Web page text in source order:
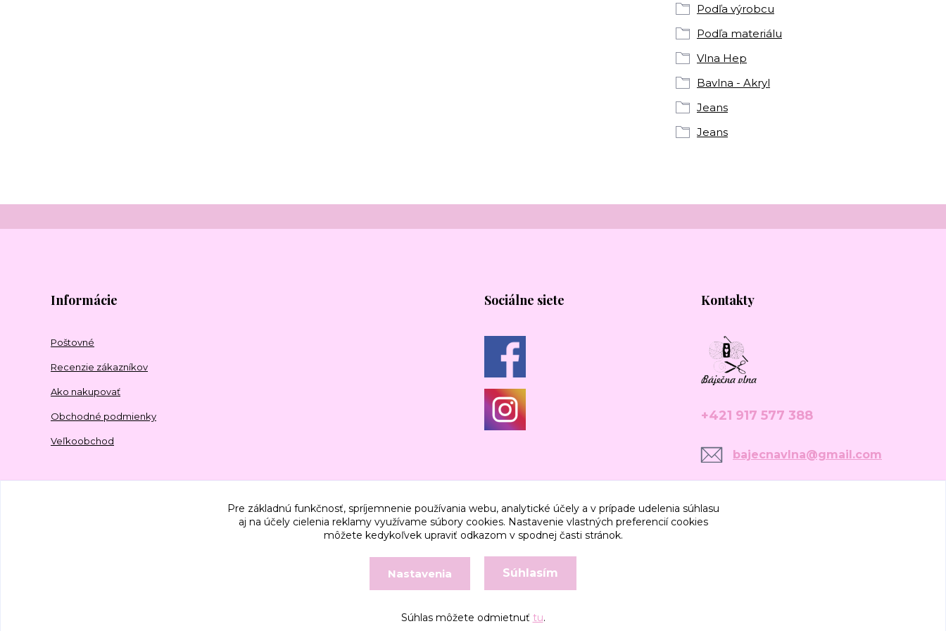
Podľa výrobcu
Podľa materiálu
Vlna Hep
Bavlna - Akryl
Jeans
Jeans
Informácie
Poštovné
Recenzie zákazníkov
Ako nakupovať
Obchodné podmienky
Veľkoobchod
Sociálne siete Kontakty
+421 917 577 388
bajecnavlna@gmail.com
Pre základnú funkčnosť, spríjemnenie používania webu, analytické účely a v prípade udelenia súhlasu
aj na účely cielenia reklamy využívame súbory cookies. Nastavenie vlastných preferencií cookies
môžete kedykoľvek upraviť odkazom v spodnej časti stránok.
Nastavenia Súhlasím
Súhlas môžete odmietnuť tu.